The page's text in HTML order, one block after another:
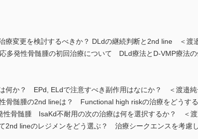
変更を検討するべきか？ DLdの継続判断と2nd line ＜渡
多発性骨髄腫の初回治療について DLd療法とD-VMP療法
何か？ EPd, ELdで注意すべき副作用はなにか？ ＜渡邉純
骨髄腫の2nd lineは？ Functional high riskの治療をどうす
骨髄腫 IsaKd不耐用の次の治療は何を選択するか？ ＜渡
2nd lineのレジメンをどう選ぶ？ 治療シークエンスを考慮